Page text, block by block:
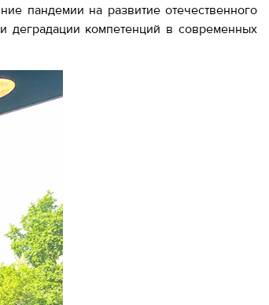
пандемии на развитие отечественного
деградации компетенций в современных